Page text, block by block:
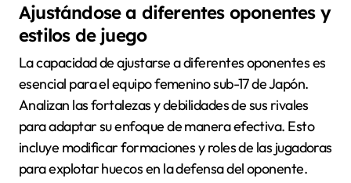
Ajustándose a diferentes oponentes y
estilos de juego
La capacidad de ajustarse a diferentes oponentes es
esencial para el equipo femenino sub-17 de Japón.
Analizan las fortalezas y debilidades de sus rivales
para adaptar su enfoque de manera efectiva. Esto
incluye modificar formaciones y roles de las jugadoras
para explotar huecos en la defensa del oponente.